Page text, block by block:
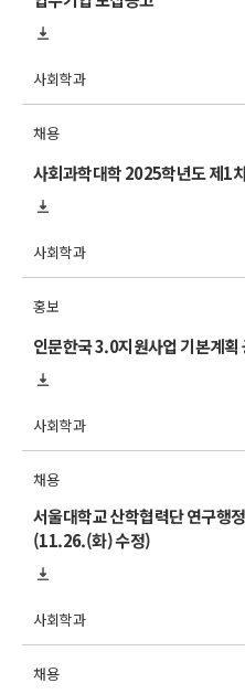
사회학과
채용
사회과학대학 2025학년도 제1
사회학과
홍보
인문한국 3.0지원사업 기본계획
사회학과
채용
서울대학교 산학협력단 연구행
(11.26.(화) 수정)
사회학과
채용